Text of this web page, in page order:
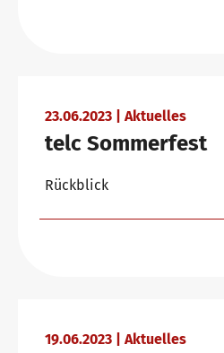
23.06.2023 | Aktuelles
telc Sommerfest
Rückblick
19.06.2023 | Aktuelles